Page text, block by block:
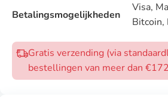
Betalingsmogelijkheden
Visa,
Bitcoin,
Gratis verzending (via
bestellingen van meer dan